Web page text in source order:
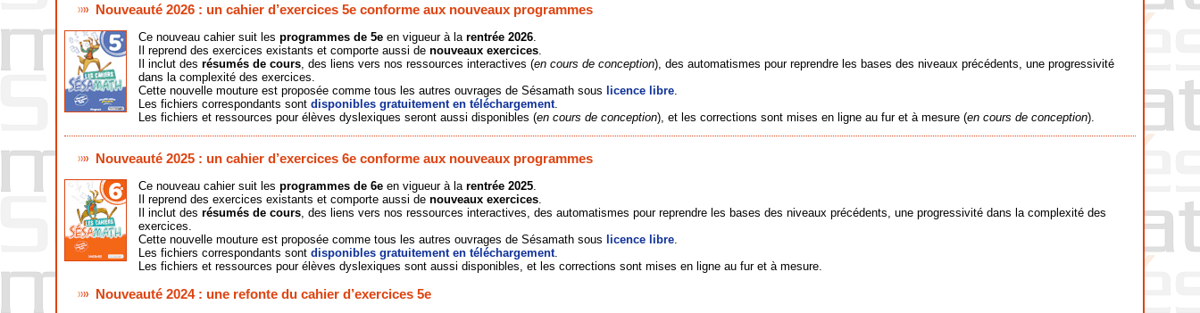
Nouveauté 2026 : un cahier d’exercices 5e conforme aux nouveaux programmes
Ce nouveau cahier suit les programmes de 5e en vigueur à la rentrée 2026
Il reprend des exercices existants et comporte aussi de nouveaux exercices
Il inclut des résumés de cours , des liens vers nos ressources interactives (en cours de conception), des automatismes pour reprendre les bases des niveaux précédents, une progressivité
dans la complexité des exercices.
Cette nouvelle mouture est proposée comme tous les autres ouvrages de Sésamath sous
licence libre
Les fichiers correspondants sont disponibles gratuitement en téléchargement
Les fichiers et ressources pour élèves dyslexiques seront aussi disponibles (en cours de conception), et les corrections sont mises en ligne au fur et à mesure (en cours de conception).
Nouveauté 2025 : un cahier d’exercices 6e conforme aux nouveaux programmes
Ce nouveau cahier suit les programmes de 6e en vigueur à la rentrée 2025
Il reprend des exercices existants et comporte aussi de nouveaux exercices
Il inclut des résumés de cours , des liens vers nos ressources interactives, des automatismes pour reprendre les bases des niveaux précédents, une progressivité dans la complexité des
exercices.
Cette nouvelle mouture est proposée comme tous les autres ouvrages de Sésamath sous licence libre
Les fichiers correspondants sont disponibles gratuitement en téléchargement
Les fichiers et ressources pour élèves dyslexiques sont aussi disponibles, et les corrections sont mises en ligne au fur et à mesure.
Nouveauté 2024 : une refonte du cahier d’exercices 5e